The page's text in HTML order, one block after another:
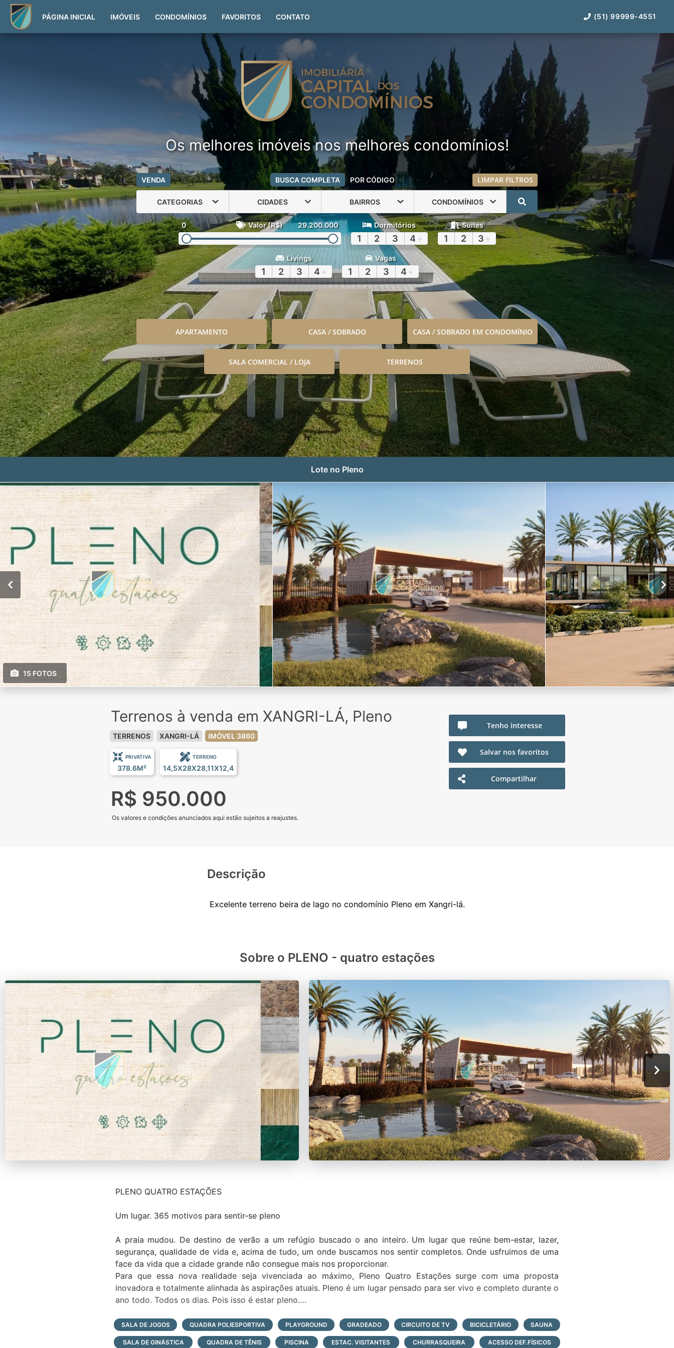
PÁGINA INICIAL IMÓVEIS CONDOMÍNIOS FAVORITOS CONTATO (51) 99999-4551
Os melhores imóveis nos melhores condomínios!
VENDA BUSCA COMPLETA POR CÓDIGO LIMPAR FILTROS
CATEGORIAS CIDADES BAIRROS CONDOMÍNIOS
0 Valor (R$) 29.200.000 Dormitórios
1 2 3 4 +
Suítes
1 2 3 +
Livings
1 2 3 4 +
Vagas
1 2 3 4 +
APARTAMENTO CASA / SOBRADO CASA / SOBRADO EM CONDOMÍNIO
SALA COMERCIAL / LOJA TERRENOS
Lote no Pleno
15 FOTOS
Terrenos à venda em XANGRI-LÁ, Pleno
TERRENOS XANGRI-LÁ IMÓVEL 3860
PRIVATIVA
378.6M²
TERRENO
14,5X28X28,11X12,4
R$ 950.000
Os valores e condições anunciados aqui estão sujeitos a reajustes.
Tenho interesse
Salvar nos favoritos
Compartilhar
Descrição
Sobre o PLENO - quatro estações
PLENO QUATRO ESTAÇÕES
Um lugar. 365 motivos para sentir-se pleno
A praia mudou. De destino de verão a um refúgio buscado o ano inteiro. Um lugar que reúne bem-estar, lazer,
segurança, qualidade de vida e, acima de tudo, um onde buscamos nos sentir completos. Onde usfruimos de uma
face da vida que a cidade grande não consegue mais nos proporcionar.
Para que essa nova realidade seja vivenciada ao máximo, Pleno Quatro Estações surge com uma proposta
inovadora e totalmente alinhada às aspirações atuais. Pleno é um lugar pensado para ser vivo e completo durante o
ano todo. Todos os dias. Pois isso é estar pleno.
BEM-VINDO AO PRIMEIRO CONDOMÍNIO DE 4 ESTAÇÕES.
SALA DE JOGOS QUADRA POLIESPORTIVA PLAYGROUND GRADEADO CIRCUITO DE TV BICICLETÁRIO SAUNA
SALA DE GINÁSTICA QUADRA DE TÊNIS PISCINA ESTAC. VISITANTES CHURRASQUEIRA ACESSO DEF.FÍSICOS